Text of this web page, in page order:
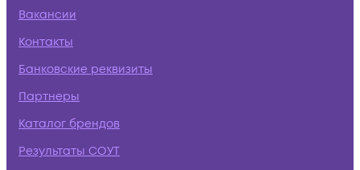
Вакансии
Контакты
Банковские реквизиты
Партнеры
Каталог брендов
Результаты СОУТ